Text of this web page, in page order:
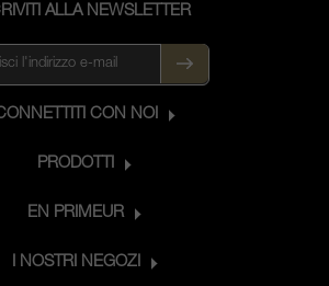
ALLA NEWSLETTER
CON NOI
PRODOTTI
EN PRIMEUR
I NOSTRI NEGOZI